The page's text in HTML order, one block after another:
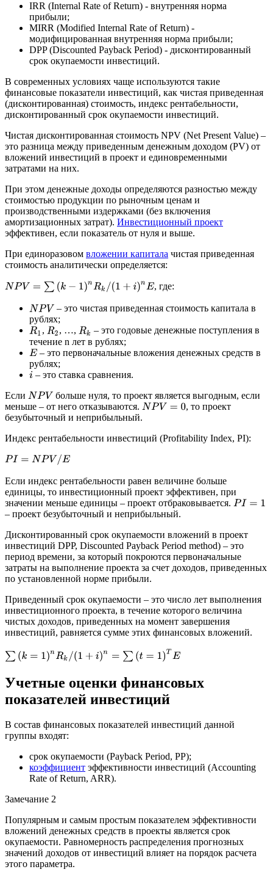
IRR (Internal Rate of Return) - внутренняя норма
прибыли;
MIRR (Modified Internal Rate of Return) -
модифицированная внутренняя норма прибыли;
DPP (Discounted Payback Period) - дисконтированный
срок окупаемости инвестиций.
В современных условиях чаще используются такие
финансовые показатели инвестиций, как чистая приведенная
(дисконтированная) стоимость, индекс рентабельности,
дисконтированный срок окупаемости инвестиций.
Чистая дисконтированная стоимость NPV (Net Present Value) –
это разница между приведенным денежным доходом (PV) от
вложений инвестиций в проект и единовременными
затратами на них.
При этом денежные доходы определяются разностью между
стоимостью продукции по рыночным ценам и
производственными издержками (без включения
амортизационных затрат). Инвестиционный проект
эффективен, если показатель от нуля и выше.
При единоразовом вложении капитала чистая приведенная
стоимость аналитически определяется:
NPV= ∑( k−1 )nRk/ (1+i)nE , где:
NPV
– это чистая приведенная стоимость капитала в
рублях;
R1 , R2, …, Rk – это годовые денежные поступления в
течение n лет в рублях;
E – это первоначальные вложения денежных средств в
рублях;
i– это ставка сравнения.
Если NPV
больше нуля, то проект является выгодным, если
меньше – от него отказываются. NPV= 0
, то проект
безубыточный и неприбыльный.
Индекс рентабельности инвестиций (Profitability Index, PI):
PI= NP V/E
Если индекс рентабельности равен величине больше
единицы, то инвестиционный проект эффективен, при
значении меньше единицы – проект отбраковывается. PI= 1
– проект безубыточный и неприбыльный.
Дисконтированный срок окупаемости вложений в проект
инвестиций DPP, Discounted Payback Period method) – это
период времени, за который покроются первоначальные
затраты на выполнение проекта за счет доходов, приведенных
по установленной норме прибыли.
Приведенный срок окупаемости – это число лет выполнения
инвестиционного проекта, в течение которого величина
чистых доходов, приведенных на момент завершения
инвестиций, равняется сумме этих финансовых вложений.
∑(k=1 )n Rk/( 1+i n= ∑(t =1)TE
Учетные оценки финансовых
показателей инвестиций
В состав финансовых показателей инвестиций данной
группы входят:
срок окупаемости (Payback Period, PP);
коэффициент эффективности инвестиций (Accounting
Rate of Return, ARR).
Замечание 2
Популярным и самым простым показателем эффективности
вложений денежных средств в проекты является срок
окупаемости. Равномерность распределения прогнозных
значений доходов от инвестиций влияет на порядок расчета
этого параметра.